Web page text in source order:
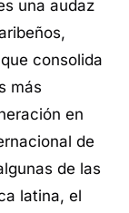
una audaz
consolida
más
en
de
de las
latina, el